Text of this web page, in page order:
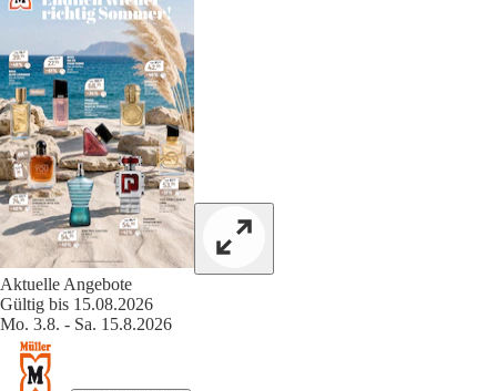
Aktuelle Angebote
Gültig bis 15.08.2026
Mo. 3.8. - Sa. 15.8.2026